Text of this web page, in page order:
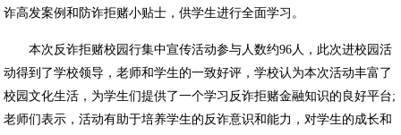
诈高发案例和防诈拒赌小贴士，供学生进行全面学习。
本次反诈拒赌校园行集中宣传活动参与人数约96人，此次进校园活
动得到了学校领导，老师和学生的一致好评，学校认为本次活动丰富了
校园文化生活，为学生们提供了一个学习反诈拒赌金融知识的良好平台;
老师们表示，活动有助于培养学生的反诈意识和能力，对学生的成长和